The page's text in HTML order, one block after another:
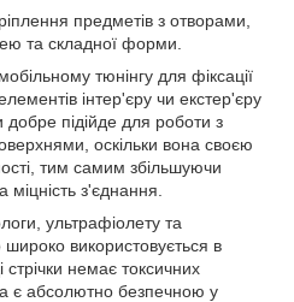
предметів з отворами,
та складної форми.
тюнінгу для фіксації
інтер'єру чи екстер'єру
добре підійде для роботи з
оскільки вона своєю
тим самим збільшуючи
з'єднання.
ультрафіолету та
використовується в
немає токсичних
є абсолютно безпечною у